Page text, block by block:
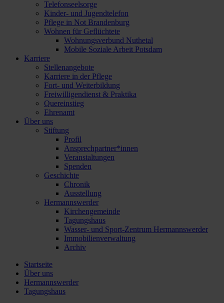
Telefonseelsorge
Kinder- und Jugendtelefon
Pflege in Not Brandenburg
Wohnen für Geflüchtete
Wohnungsverbund Nuthetal
Mobile Soziale Arbeit Potsdam
Karriere
Stellenangebote
Karriere in der Pflege
Fort- und Weiterbildung
Freiwilligendienst & Praktika
Quereinstieg
Ehrenamt
Über uns
Stiftung
Profil
Ansprechpartner*innen
Veranstaltungen
Spenden
Geschichte
Chronik
Ausstellung
Hermannswerder
Kirchengemeinde
Tagungshaus
Wasser- und Sport-Zentrum Hermannswerder
Immobilienverwaltung
Archiv
Startseite
Über uns
Hermannswerder
Tagungshaus